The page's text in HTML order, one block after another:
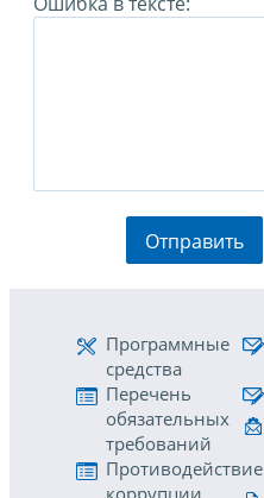
Отправить
Программные
средства
Перечень
обязательных
требований
Противодействие
коррупции